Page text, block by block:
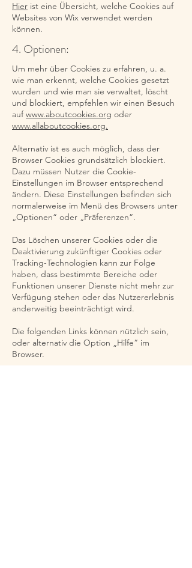
Hier ist eine Übersicht, welche Cookies auf
Websites von Wix verwendet werden
können.
4. Optionen:
Um mehr über Cookies zu erfahren, u. a.
wie man erkennt, welche Cookies gesetzt
wurden und wie man sie verwaltet, löscht
und blockiert, empfehlen wir einen Besuch
aufwww.aboutcookies.org oder
www.allaboutcookies.org.
Alternativ ist es auch möglich, dass der
Browser Cookies grundsätzlich blockiert.
Dazu müssen Nutzer die Cookie-
Einstellungen im Browser entsprechend
ändern. Diese Einstellungen befinden sich
normalerweise im Menü des Browsers unter
„Optionen“ oder „Präferenzen“.
Das Löschen unserer Cookies oder die
Deaktivierung zukünftiger Cookies oder
Tracking-Technologien kann zur Folge
haben, dass bestimmte Bereiche oder
Funktionen unserer Dienste nicht mehr zur
Verfügung stehen oder das Nutzererlebnis
anderweitig beeinträchtigt wird.
Die folgenden Links können nützlich sein,
oder alternativ die Option „Hilfe“ im
Browser.